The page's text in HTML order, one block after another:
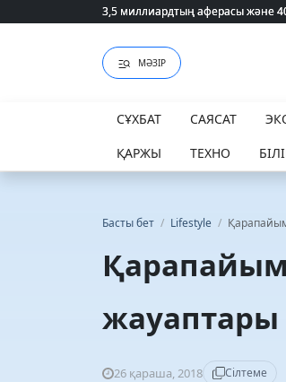
75 мың білім гранты кімдерге
75 мың білім гранты кімдерге
МӘЗІР
СҰХБАТ САЯСАТ
ҚАРЖЫ
ТЕХНО
Басты бет / Lifestyle /
жауаптары
26 қараша, 2018 Сілтеме